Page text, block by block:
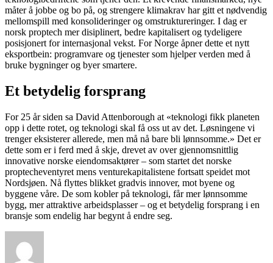
måter å jobbe og bo på, og strengere klimakrav har gitt et nødvendig
mellomspill med konsolideringer og omstruktureringer. I dag er
norsk proptech mer disiplinert, bedre kapitalisert og tydeligere
posisjonert for internasjonal vekst. For Norge åpner dette et nytt
eksportbein: programvare og tjenester som hjelper verden med å
bruke bygninger og byer smartere.
Et betydelig forsprang
For 25 år siden sa David Attenborough at «teknologi fikk planeten
opp i dette rotet, og teknologi skal få oss ut av det. Løsningene vi
trenger eksisterer allerede, men må nå bare bli lønnsomme.» Det er
dette som er i ferd med å skje, drevet av over gjennomsnittlig
innovative norske eiendomsaktører – som startet det norske
proptecheventyret mens venturekapitalistene fortsatt speidet mot
Nordsjøen. Nå flyttes blikket gradvis innover, mot byene og
byggene våre. De som kobler på teknologi, får mer lønnsomme
bygg, mer attraktive arbeidsplasser – og et betydelig forsprang i en
bransje som endelig har begynt å endre seg.